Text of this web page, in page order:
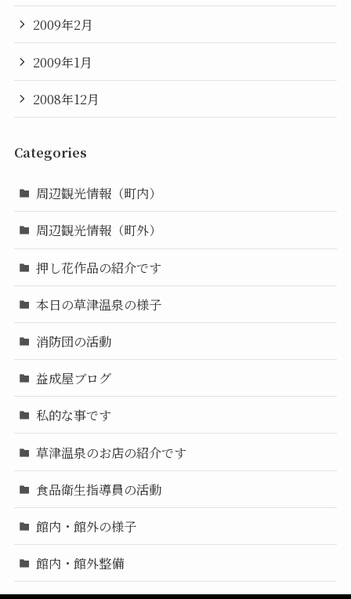
2009年2月
2009年1月
2008年12月
Categories
周辺観光情報（町内）
周辺観光情報（町外）
押し花作品の紹介です
本日の草津温泉の様子
消防団の活動
益成屋ブログ
私的な事です
草津温泉のお店の紹介です
食品衛生指導員の活動
館内・館外の様子
館内・館外整備